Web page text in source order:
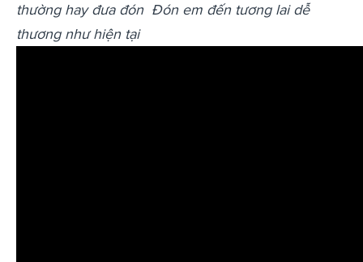
thường hay đưa đón Đón em đến tương lai dễ
thương như hiện tại